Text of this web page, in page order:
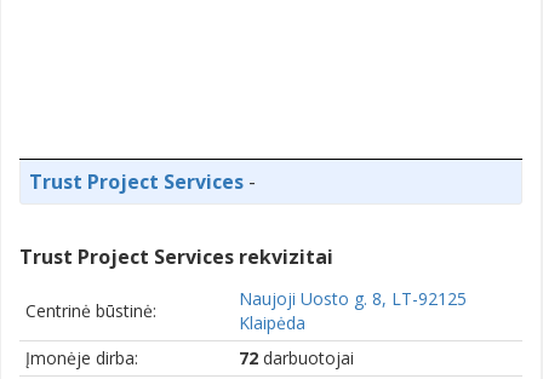
Trust Project Services -
Trust Project Services rekvizitai
Centrinė būstinė:
Naujoji Uosto g. 8, LT-92125
Klaipėda
Įmonėje dirba:
72 darbuotojai